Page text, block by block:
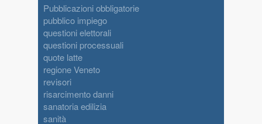
Pubblicazioni obbligatorie
pubblico impiego
questioni elettorali
questioni processuali
quote latte
regione Veneto
revisori
risarcimento danni
sanatoria edilizia
sanità